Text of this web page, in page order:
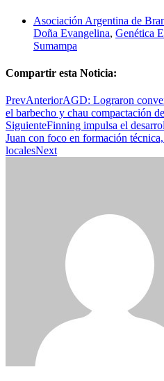
Asociación Argentina de
Doña Evangelina, Genética
Sumampa
Compartir esta Noticia:
PrevAnteriorAGD: Lograron
el barbecho y chau compactación
SiguienteFinning impulsa el
Juan con foco en formación
localesNext